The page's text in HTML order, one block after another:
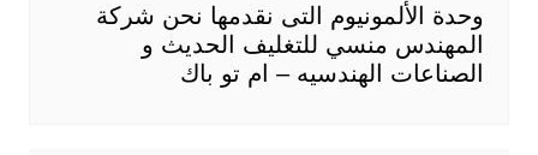
وحدة الألمونيوم التى نقدمها نحن شركة
المهندس منسي للتغليف الحديث و
الصناعات الهندسيه – ام تو باك